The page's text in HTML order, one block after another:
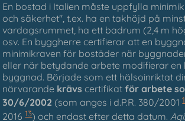
En bostad i Italien måste uppfylla
och säkerhet", t.ex. ha en takhöjd på
vardagsrummet, ha ett badrum (2,4 m
osv. En byggherre certifierar att en
minimikraven för bostäder när
eller när betydande arbete modifierar en
byggnad. Började som ett hälsoinriktat
närvarande krävs certifikatför arbete
30/6/2002 (som anges i d.P.R. 380/2001
201613) och endast efter detta datum.